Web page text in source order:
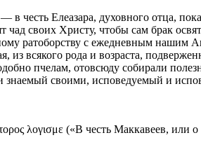
честь Елеазара, духовного отца,
своих Христу, чтобы сам брак
ратоборству с ежедневным нашим
всякого рода и возраста,
пчелам, отовсюду собирали
знаемый своими, исповедуемый и
λογισμε («В честь Маккавеев, или